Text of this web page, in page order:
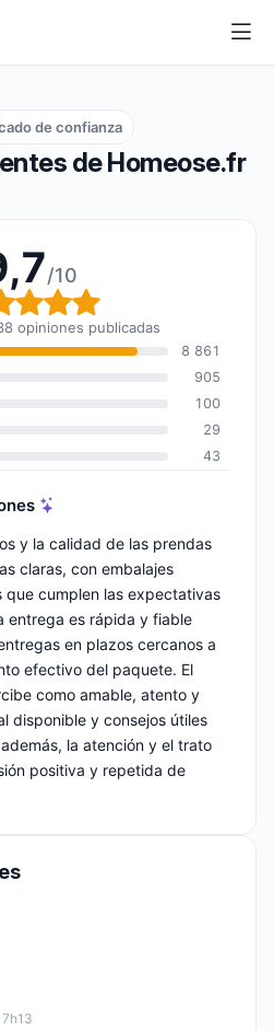
de Homeose.fr
de confianza
/10
global: 9,7
opiniones publicadas
8 861
905
100
29
43
y la calidad de las prendas
claras, con embalajes
cumplen las expectativas
entrega es rápida y fiable
en plazos cercanos a
efectivo del paquete. El
como amable, atento y
disponible y consejos útiles
la atención y el trato
positiva y repetida de